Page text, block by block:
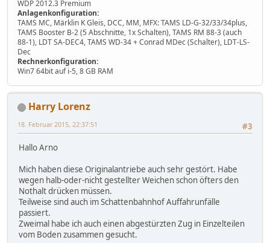
WDP 2012.3 Premium
Anlagenkonfiguration:
TAMS MC, Märklin K Gleis, DCC, MM, MFX: TAMS LD-G-32/33/34plus,
TAMS Booster B-2 (5 Abschnitte, 1x Schalten), TAMS RM 88-3 (auch
88-1), LDT SA-DEC4, TAMS WD-34 + Conrad MDec (Schalter), LDT-LS-
Dec
Rechnerkonfiguration:
Win7 64bit auf i-5, 8 GB RAM
Harry Lorenz
#3
18. Februar 2015, 22:37:51
Hallo Arno
Mich haben diese Originalantriebe auch sehr gestört. Habe
wegen halb-oder-nicht gestellter Weichen schon öfters den
Nothalt drücken müssen.
Teilweise sind auch im Schattenbahnhof Auffahrunfälle
passiert.
Zweimal habe ich auch einen abgestürzten Zug in Einzelteilen
vom Boden zusammen gesucht.